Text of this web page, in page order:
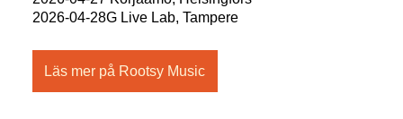
2026-04-28G Live Lab, Tampere
Läs mer på Rootsy Music